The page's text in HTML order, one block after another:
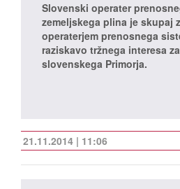
Slovenski operater
zemeljskega plina je skupaj
operaterjem prenosnega
raziskavo tržnega interesa
slovenskega Primorja.
21.11.2014 | 11:06